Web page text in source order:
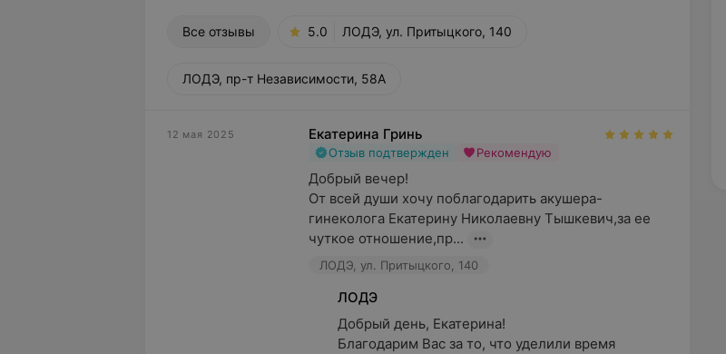
Все отзывы 5.0 ЛОДЭ, ул. Притыцкого, 140
ЛОДЭ, пр-т Независимости, 58А
12 мая 2025 Екатерина Гринь
Отзыв подтвержден Рекомендую
Добрый вечер!
От всей души хочу поблагодарить акушера-
гинеколога Екатерину Николаевну Тышкевич,за ее
чуткое отношение,пр...
ЛОДЭ, ул. Притыцкого, 140
ЛОДЭ
Добрый день, Екатерина!
Благодарим Вас за то, что уделили время